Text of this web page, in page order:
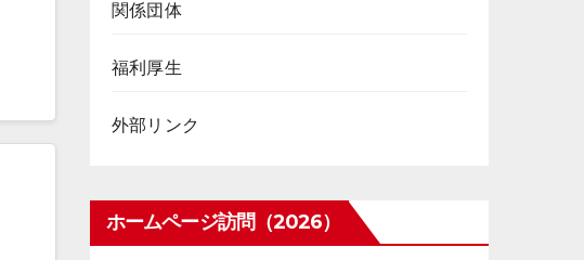
関係団体
福利厚生
外部リンク
ホームページ訪問（2026）